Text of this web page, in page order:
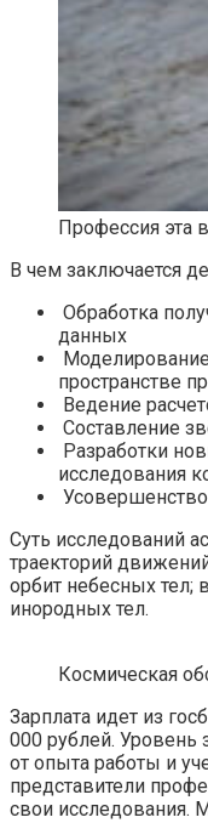
Профессия эта
В чем заключается
Обработка
данных
пространстве
Ведение
Составление
Разработки
исследования
Суть исследований
траекторий
орбит небесных
инородных тел.
Космическая
Зарплата идет из
000 рублей.
от опыта работы и
представители
свои исследования.